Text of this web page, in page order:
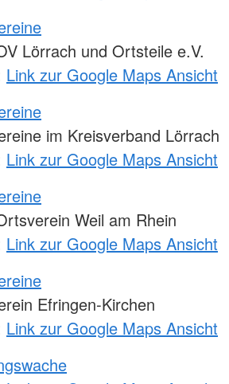
Lörrach und Ortsteile e.V.
Link zur Google Maps Ansicht
im Kreisverband Lörrach
Link zur Google Maps Ansicht
Weil am Rhein
Link zur Google Maps Ansicht
Efringen-Kirchen
Link zur Google Maps Ansicht